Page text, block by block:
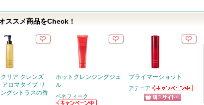
ススメ商品をCheck！
リア クレンズ
アロマタイプ リ
グシトラスの香
ホットクレンジングジェ
ル
ベネフィーク
プライマーショット
アテニア
アテニアからの
お知らせがあり